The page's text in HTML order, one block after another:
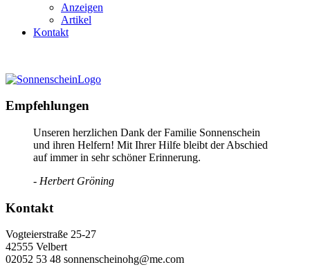
Anzeigen
Artikel
Kontakt
Empfehlungen
Unseren herzlichen Dank der Familie Sonnenschein
und ihren Helfern! Mit Ihrer Hilfe bleibt der Abschied
auf immer in sehr schöner Erinnerung.
- Herbert Gröning
Kontakt
Vogteierstraße 25-27
42555 Velbert
02052 53 48 sonnenscheinohg@me.com